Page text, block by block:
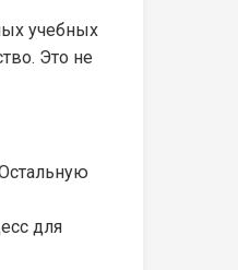
учебных
Это не
для